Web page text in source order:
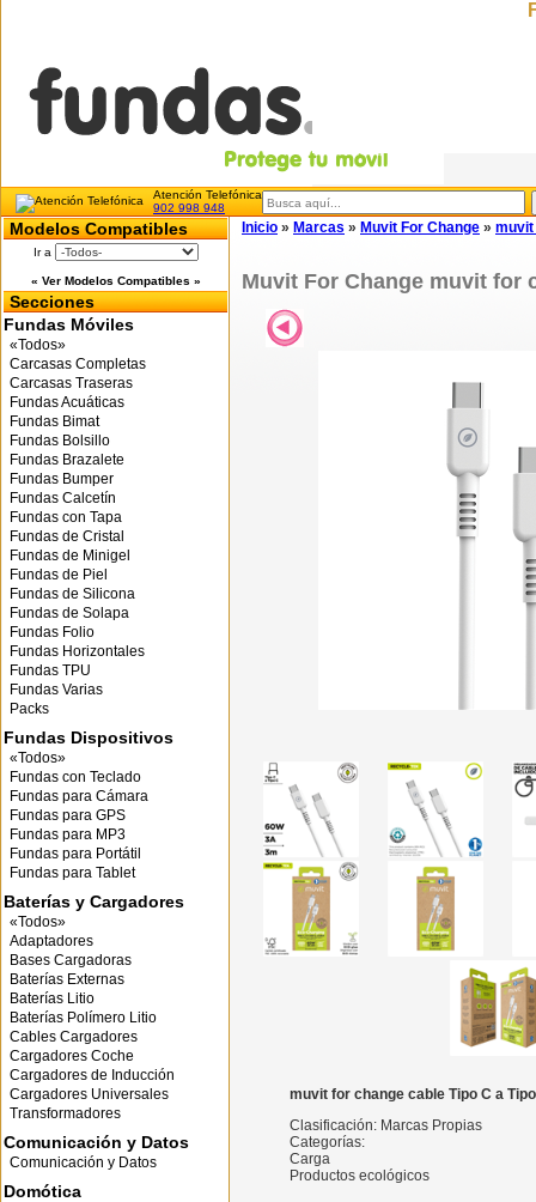
Atención Telefónica
902 998 948
Modelos Compatibles
Ir a
« Ver Modelos Compatibles »
Secciones
Fundas Móviles
«Todos»
Carcasas Completas
Carcasas Traseras
Fundas Acuáticas
Fundas Bimat
Fundas Bolsillo
Fundas Brazalete
Fundas Bumper
Fundas Calcetín
Fundas con Tapa
Fundas de Cristal
Fundas de Minigel
Fundas de Piel
Fundas de Silicona
Fundas de Solapa
Fundas Folio
Fundas Horizontales
Fundas TPU
Fundas Varias
Packs
Fundas Dispositivos
«Todos»
Fundas con Teclado
Fundas para Cámara
Fundas para GPS
Fundas para MP3
Fundas para Portátil
Fundas para Tablet
Baterías y Cargadores
«Todos»
Adaptadores
Bases Cargadoras
Baterías Externas
Baterías Litio
Baterías Polímero Litio
Cables Cargadores
Cargadores Coche
Cargadores de Inducción
Cargadores Universales
Transformadores
Comunicación y Datos
Comunicación y Datos
Domótica
Inicio » Marcas » Muvit For Change » muvit
Muvit For Change muvit for
muvit for change cable Tipo C a
Clasificación: Marcas Propias
Categorías:
Carga
Productos ecológicos